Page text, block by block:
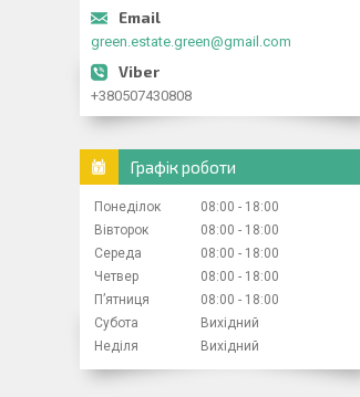
green.estate.green@gmail.com
+380507430808
Графік роботи
Понеділок 08:00
18:00
Вівторок
08:00
18:00
Середа
08:00
18:00
Четвер
08:00
18:00
Пʼятниця
08:00
18:00
Субота
Вихідний
Неділя
Вихідний